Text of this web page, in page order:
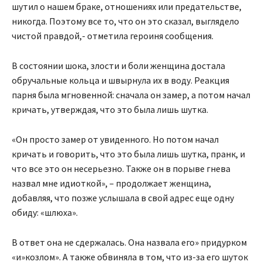
шутил о нашем браке, отношениях или предательстве,
никогда. Поэтому все то, что он это сказал, выглядело
чистой правдой,- отметила героиня сообщения.
В состоянии шока, злости и боли женщина достала
обручальные кольца и швырнула их в воду. Реакция
парня была мгновенной: сначала он замер, а потом начал
кричать, утверждая, что это была лишь шутка.
«Он просто замер от увиденного. Но потом начал
кричать и говорить, что это была лишь шутка, пранк, и
что все это он несерьезно. Также он в порыве гнева
назвал мне идиоткой», – продолжает женщина,
добавляя, что позже услышала в свой адрес еще одну
обиду: «шлюха».
В ответ она не сдержалась. Она назвала его» придурком
«и»козлом». А также обвиняла в том, что из-за его шуток